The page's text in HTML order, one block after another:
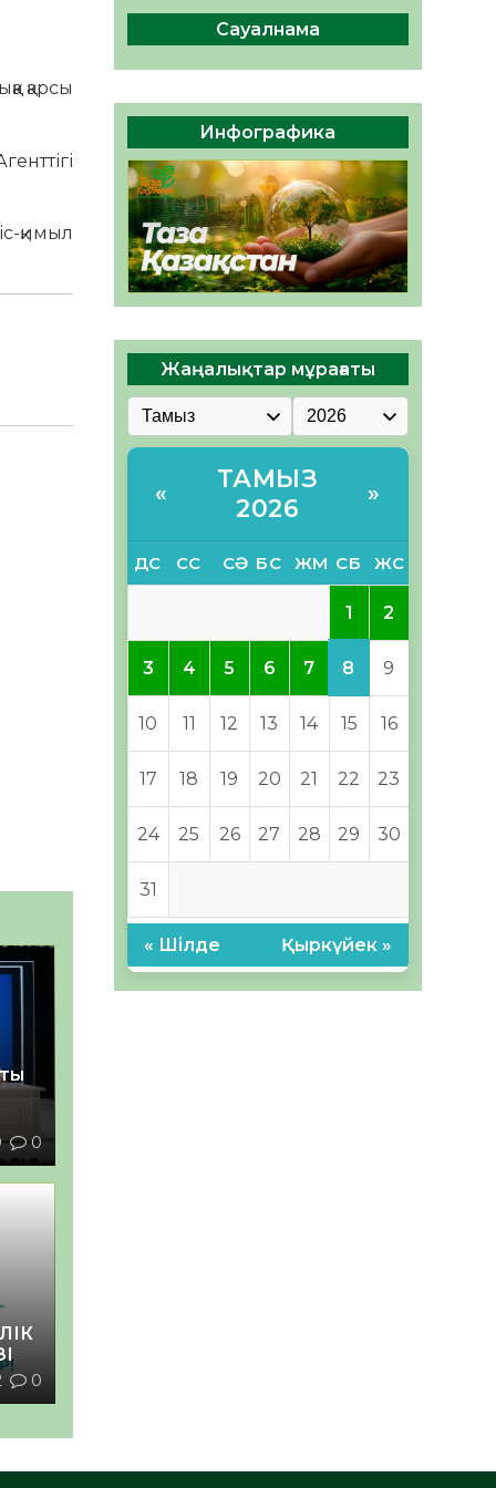
қарсы
қимыл
0
0
Руслан Рүстемұлы облыс
әкімінің кеңесшісі болып
тағайындалды
05.08.2026
43 0
Сауалнама
Инфографика
Жаңалықтар мұрағаты
«
ТАМЫЗ
2026
»
ДС СС СӘ БС ЖМ СБ ЖС
1 2
3 4 5 6 7 8 9
10 11 12 13 14 15 16
17 18 19 20 21 22 23
24 25 26 27 28 29 30
31
« Шілде Қыркүйек »